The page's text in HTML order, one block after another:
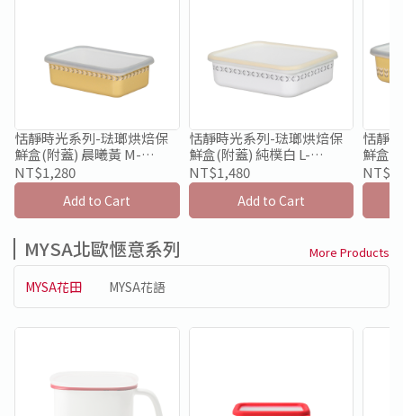
恬靜時光系列-琺瑯烘焙保
鮮盒(附蓋) 晨曦黃 M-
760ml(淺型)限量款
NT$1,280
Add to Cart
恬靜時光系列-琺瑯烘焙保
鮮盒(附蓋) 純樸白 L-
1350ml(淺型)限量款
NT$1,480
Add to Cart
恬靜
鮮盒(
MYSA北歐愜意系列 More Products
MYSA花田 MYSA花語